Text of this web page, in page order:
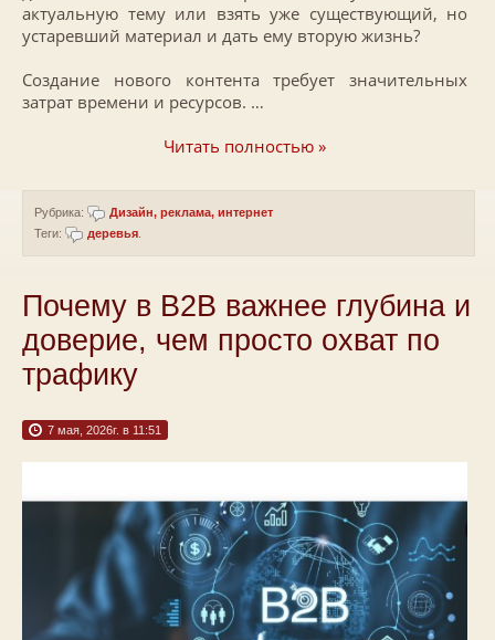
актуальную тему или взять уже существующий, но
устаревший материал и дать ему вторую жизнь?
Создание нового контента требует значительных
затрат времени и ресурсов. …
Читать полностью »
Рубрика:
Дизайн, реклама, интернет
Теги:
деревья
Почему в B2B важнее глубина и
доверие, чем просто охват по
трафику
7 мая, 2026г. в 11:51